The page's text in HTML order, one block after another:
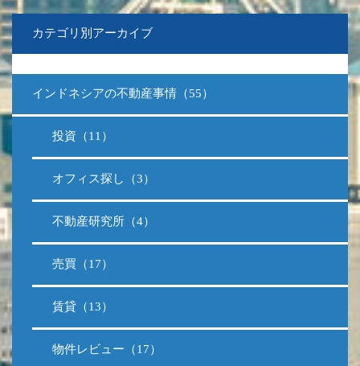
カテゴリ別アーカイブ
インドネシアの不動産事情（55）
投資（11）
オフィス探し（3）
不動産研究所（4）
売買（17）
賃貸（13）
物件レビュー（17）